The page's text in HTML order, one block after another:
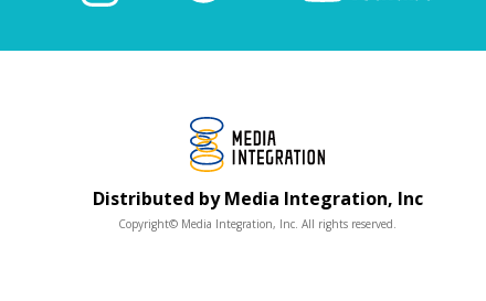
Distributed by Media Integration, Inc
Copyright© Media Integration, Inc. All rights reserved.